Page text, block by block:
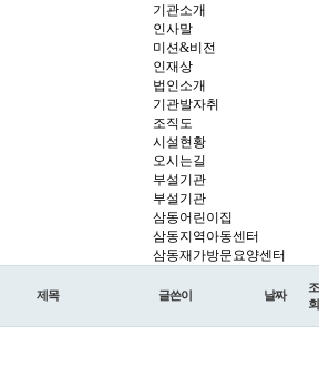
기관소개
인사말
미션&비전
인재상
법인소개
기관발자취
조직도
시설현황
오시는길
부설기관
부설기관
삼동어린이집
삼동지역아동센터
삼동재가방문요양센터
제목 글쓴이 날짜
조
회